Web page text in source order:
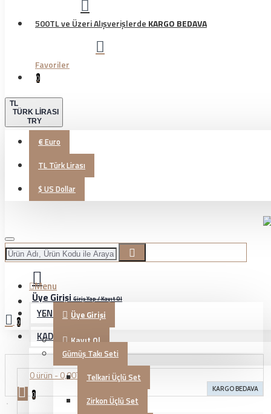
500TL ve Üzeri Alışverişlerde KARGO BEDAVA
Favoriler
0
TL
TÜRK LIRASI
TRY
€Euro
TL Türk Lirası
$ US Dollar
Üye Girişi Giriş Yap / Kayıt Ol
Üye Girişi
Kayıt Ol
0 ürün - 0,00TL
0
Menu
YENİ GELENLER
KADIN TAKI
Gümüş Takı Seti
Telkari Üçlü Set
Zirkon Üçlü Set
0
KARGO BEDAVA